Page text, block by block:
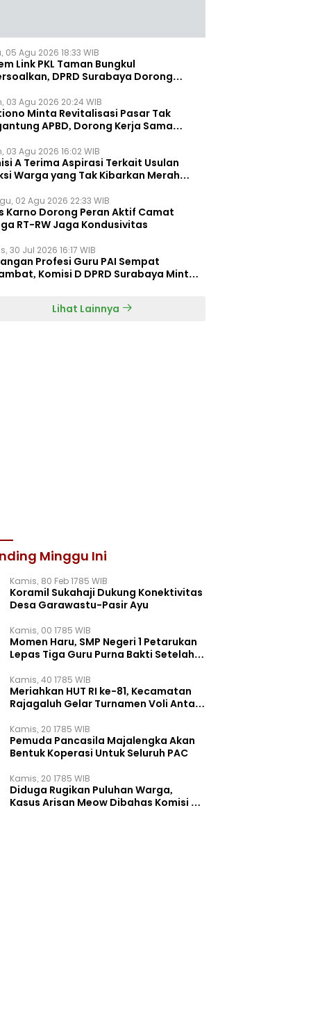
05 Agu 2026 18:33 WIB
Link PKL Taman Bungkul
DPRD Surabaya Dorong
03 Agu 2026 20:24 WIB
Minta Revitalisasi Pasar Tak
APBD, Dorong Kerja Sama
03 Agu 2026 16:02 WIB
A Terima Aspirasi Terkait Usulan
Warga yang Tak Kibarkan Merah
02 Agu 2026 22:33 WIB
Karno Dorong Peran Aktif Camat
RT-RW Jaga Kondusivitas
30 Jul 2026 16:17 WIB
Profesi Guru PAI Sempat
Komisi D DPRD Surabaya Minta
Lihat Lainnya
Minggu Ini
Kamis, 80 Feb 1785 WIB
Koramil Sukahaji Dukung Konektivitas
Desa Garawastu-Pasir Ayu
Kamis, 00 1785 WIB
Momen Haru, SMP Negeri 1 Petarukan
Lepas Tiga Guru Purna Bakti Setelah
Kamis, 40 1785 WIB
Meriahkan HUT RI ke-81, Kecamatan
Rajagaluh Gelar Turnamen Voli Antar
Kamis, 20 1785 WIB
Pemuda Pancasila Majalengka Akan
Bentuk Koperasi Untuk Seluruh PAC
Kamis, 20 1785 WIB
Diduga Rugikan Puluhan Warga,
Kasus Arisan Meow Dibahas Komisi B